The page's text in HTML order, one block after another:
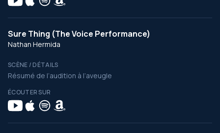
Sure Thing (The Voice Performance)
Nathan Hermida
SCÈNE / DÉTAILS
Résumé de l’audition à l’aveugle
ÉCOUTER SUR